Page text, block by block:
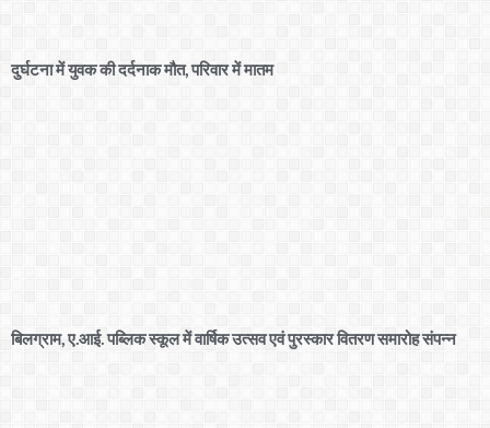
दुर्घटना में युवक की दर्दनाक मौत, परिवार में मातम
बिलग्राम, ए.आई. पब्लिक स्कूल में वार्षिक उत्सव एवं पुरस्कार वितरण समारोह संपन्न